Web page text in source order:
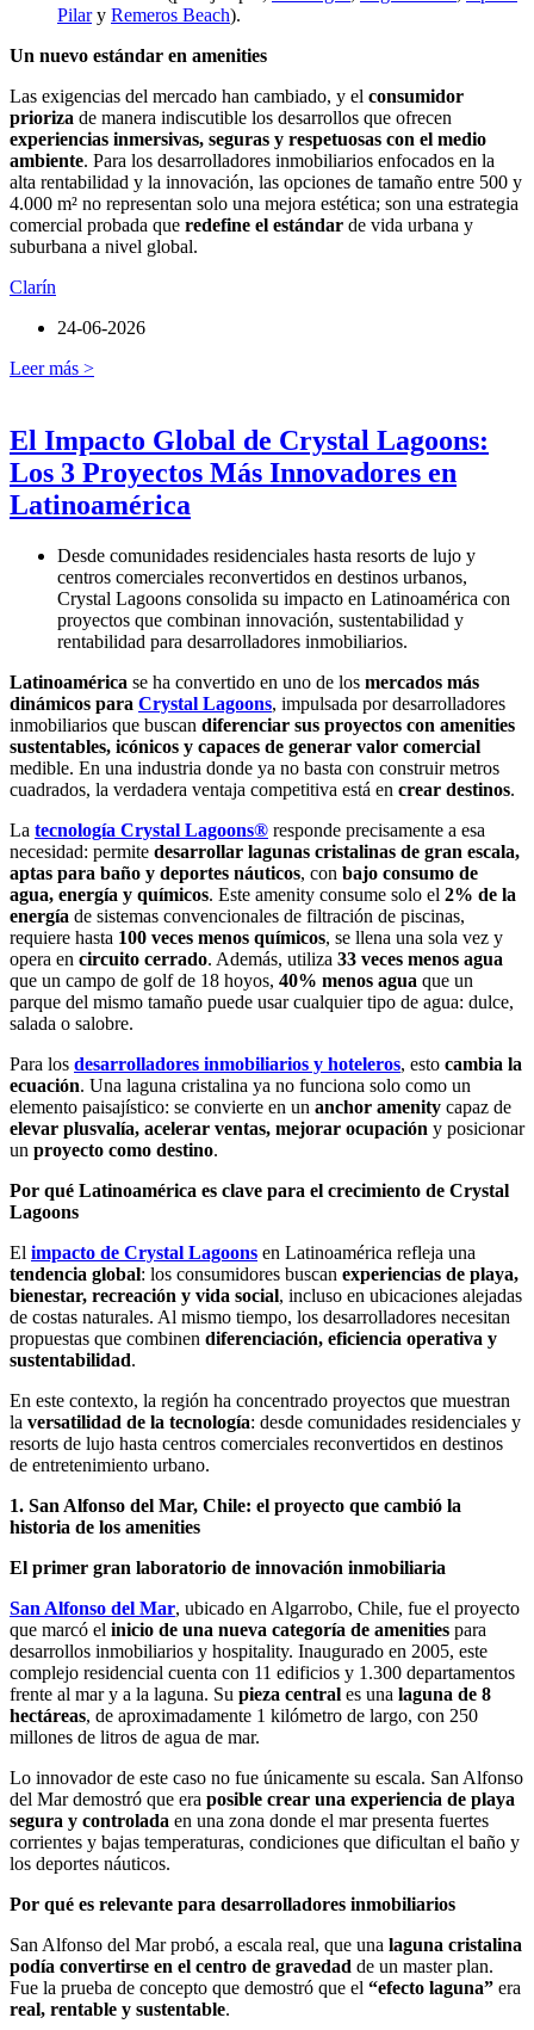
Pilary Remeros Beach).
Un nuevo estándar en amenities
Las exigencias del mercado han cambiado, y el consumidor
prioriza de manera indiscutible los desarrollos que ofrecen
experiencias inmersivas, seguras y respetuosas con el medio
ambiente. Para los desarrolladores inmobiliarios enfocados en la
alta rentabilidad y la innovación, las opciones de tamaño entre 500 y
4.000 m² no representan solo una mejora estética; son una estrategia
comercial probada que redefine el estándar de vida urbana y
suburbana a nivel global.
Clarín
24-06-2026
Leer más >
El Impacto Global de Crystal Lagoons:
Los 3 Proyectos Más Innovadores en
Latinoamérica
Desde comunidades residenciales hasta resorts de lujo y
centros comerciales reconvertidos en destinos urbanos,
Crystal Lagoons consolida su impacto en Latinoamérica con
proyectos que combinan innovación, sustentabilidad y
rentabilidad para desarrolladores inmobiliarios.
Latinoamérica se ha convertido en uno de los mercados más
dinámicos para Crystal Lagoons, impulsada por desarrolladores
inmobiliarios que buscan diferenciar sus proyectos con amenities
sustentables, icónicos y capaces de generar valor comercial
medible. En una industria donde ya no basta con construir metros
cuadrados, la verdadera ventaja competitiva está en crear destinos.
La tecnología Crystal Lagoons® responde precisamente a esa
necesidad: permite desarrollar lagunas cristalinas de gran escala,
aptas para baño y deportes náuticos, con bajo consumo de
agua, energía y químicos. Este amenity consume solo el 2% de la
energía de sistemas convencionales de filtración de piscinas,
requiere hasta 100 veces menos químicos, se llena una sola vez y
opera en circuito cerrado. Además, utiliza 33 veces menos agua
que un campo de golf de 18 hoyos, 40% menos agua que un
parque del mismo tamaño puede usar cualquier tipo de agua: dulce,
salada o salobre.
Para los desarrolladores inmobiliarios y hoteleros, esto cambia la
ecuación. Una laguna cristalina ya no funciona solo como un
elemento paisajístico: se convierte en un anchor amenity capaz de
elevar plusvalía, acelerar ventas, mejorar ocupación y posicionar
un proyecto como destino.
Por qué Latinoamérica es clave para el crecimiento de Crystal
Lagoons
El impacto de Crystal Lagoons en Latinoamérica refleja una
tendencia global: los consumidores buscan experiencias de playa,
bienestar, recreación y vida social, incluso en ubicaciones alejadas
de costas naturales. Al mismo tiempo, los desarrolladores necesitan
propuestas que combinen diferenciación, eficiencia operativa y
sustentabilidad.
En este contexto, la región ha concentrado proyectos que muestran
la versatilidad de la tecnología: desde comunidades residenciales y
resorts de lujo hasta centros comerciales reconvertidos en destinos
de entretenimiento urbano.
1. San Alfonso del Mar, Chile: el proyecto que cambió la
historia de los amenities
El primer gran laboratorio de innovación inmobiliaria
San Alfonso del Mar, ubicado en Algarrobo, Chile, fue el proyecto
que marcó el inicio de una nueva categoría de amenities para
desarrollos inmobiliarios y hospitality. Inaugurado en 2005, este
complejo residencial cuenta con 11 edificios y 1.300 departamentos
frente al mar y a la laguna. Su pieza central es una laguna de 8
hectáreas, de aproximadamente 1 kilómetro de largo, con 250
millones de litros de agua de mar.
Lo innovador de este caso no fue únicamente su escala. San Alfonso
del Mar demostró que era posible crear una experiencia de playa
segura y controlada en una zona donde el mar presenta fuertes
corrientes y bajas temperaturas, condiciones que dificultan el baño y
los deportes náuticos.
Por qué es relevante para desarrolladores inmobiliarios
San Alfonso del Mar probó, a escala real, que una laguna cristalina
podía convertirse en el centro de gravedad de un master plan.
Fue la prueba de concepto que demostró que el “efecto laguna” era
real, rentable y sustentable.